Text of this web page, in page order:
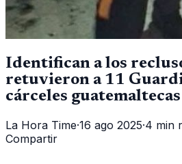
Identifican a los
retuvieron a 11
cárceles guatemaltecas
La Hora Time·16 ago 2025·4 min
Compartir